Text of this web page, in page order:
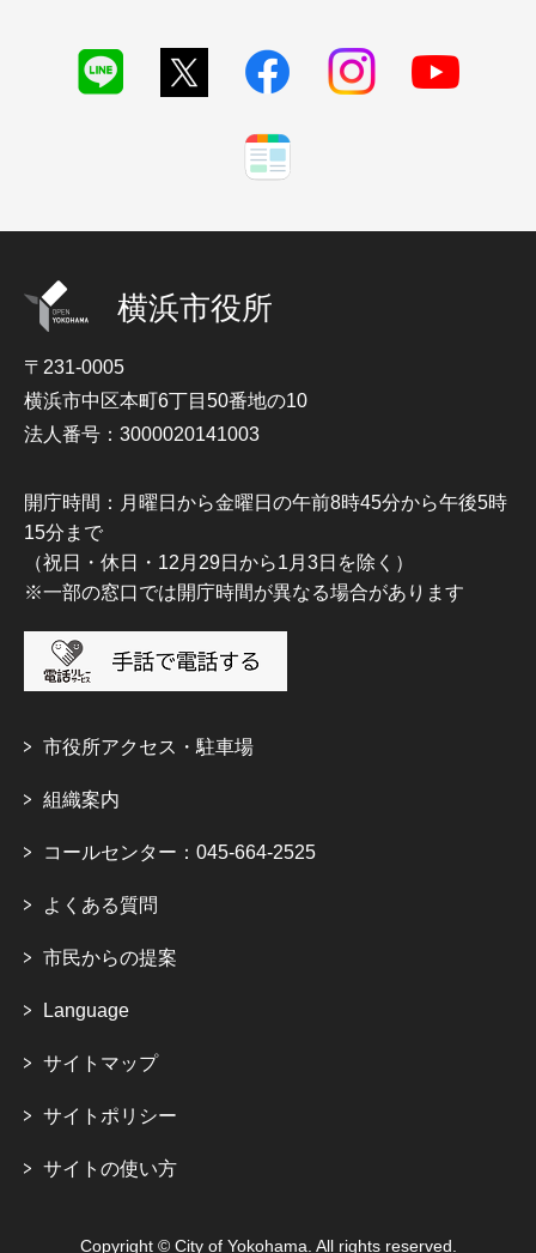
横浜市役所
〒231-0005
横浜市中区本町6丁目50番地の10
法人番号：3000020141003
開庁時間：月曜日から金曜日の午前8時45分から午後5時
15分まで
（祝日・休日・12月29日から1月3日を除く）
※一部の窓口では開庁時間が異なる場合があります
市役所アクセス・駐車場
組織案内
コールセンター：045-664-2525
よくある質問
市民からの提案
Language
サイトマップ
サイトポリシー
サイトの使い方
Copyright © City of Yokohama. All rights reserved.